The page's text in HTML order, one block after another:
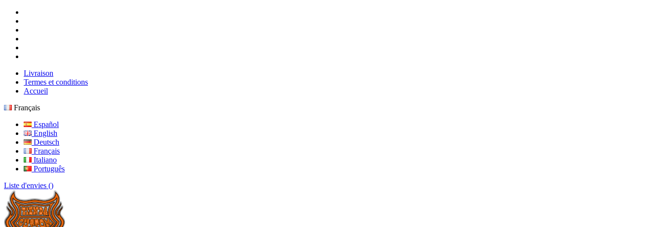
Livraison
Termes et conditions
Accueil
Français
Español
English
Deutsch
Français
Italiano
Português
Liste d'envies ()